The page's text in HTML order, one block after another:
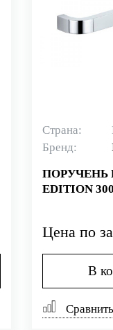
Страна:
Бренд:
ПОРУЧЕНЬ
EDITION
Цена по
В
Сравнить